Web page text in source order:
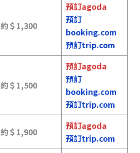
約＄ 1,300
預訂agoda
預訂
booking.com
預訂trip.com
約＄ 1,500
預訂agoda
預訂
booking.com
預訂trip.com
約＄1,900
預訂agoda
預訂trip.com